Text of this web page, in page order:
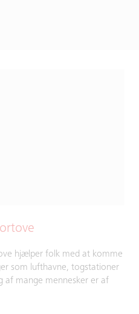
hjælper folk med at komme
som lufthavne, togstationer
af mange mennesker er af